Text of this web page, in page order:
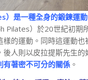
）是一種全身的鍛鍊運動
Pilates）於20世紀初期
樣的運動。同時這運動
後人則以皮拉提斯先生
有著密不可分的關係 。